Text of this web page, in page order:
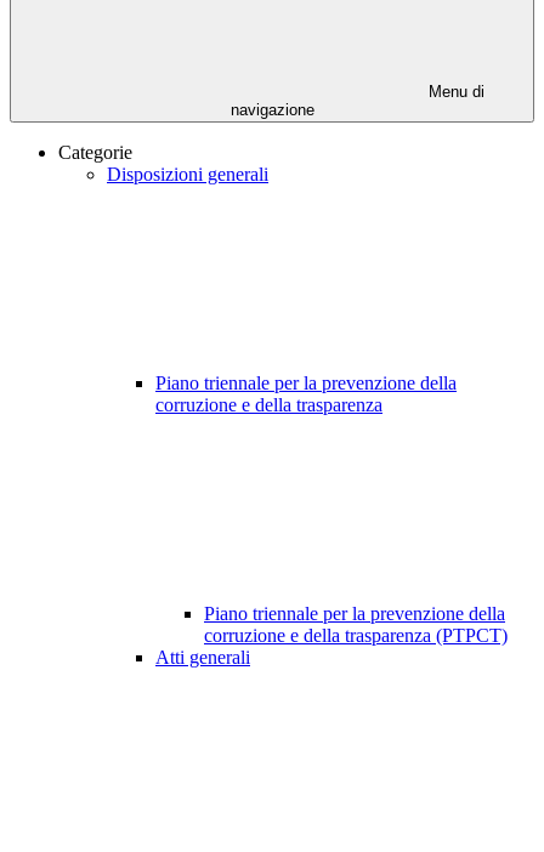
Menu di
navigazione
Categorie
Disposizioni generali
Piano triennale per la prevenzione della
corruzione e della trasparenza
Piano triennale per la prevenzione della
corruzione e della trasparenza (PTPCT)
Atti generali